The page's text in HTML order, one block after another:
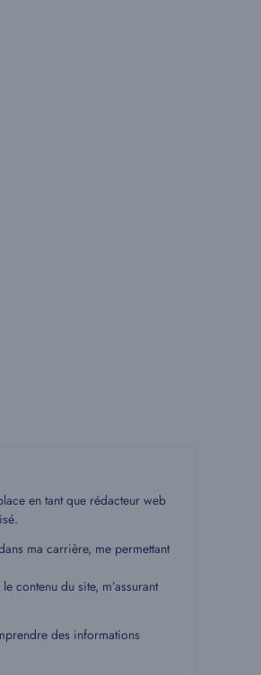
en tant que rédacteur web
ma carrière, me permettant
contenu du site, m’assurant
des informations